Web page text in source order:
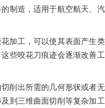
制造，适用于航空航天、汽
加工，可以使其表面产生类
些咬花刀痕迹会逐渐改善工
削出所需的几何形状或者无
到三维曲面切削等复杂加工